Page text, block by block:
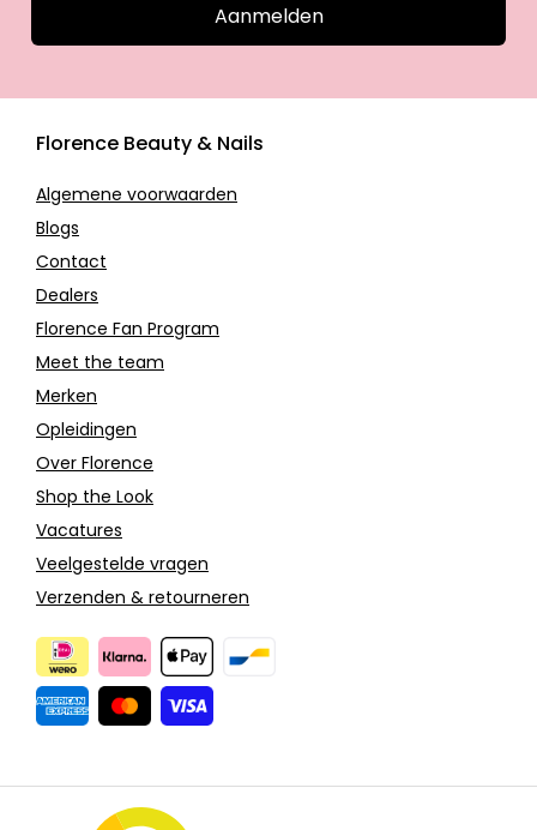
Aanmelden
Florence Beauty & Nails
Algemene voorwaarden
Blogs
Contact
Dealers
Florence Fan Program
Meet the team
Merken
Opleidingen
Over Florence
Shop the Look
Vacatures
Veelgestelde vragen
Verzenden & retourneren